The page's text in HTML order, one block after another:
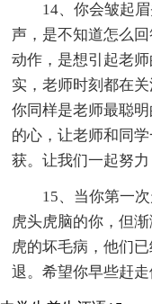
14、你会皱起
声，是不知道怎么
动作，是想引起老
实，老师时刻都在
你同样是老师最聪
的心，让老师和同
获。让我们一起努力
15、当你第一
虎头虎脑的你，但
虎的坏毛病，他们
退。希望你早些赶